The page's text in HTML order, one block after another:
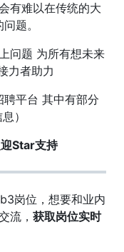
有难以在传统的大
题。
问题 为所有想未来
力者助力
聘平台 其中有部分
）
Star支持
岗位，想要和业内
流， 获取岗位实时